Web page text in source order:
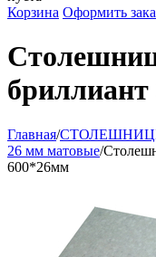
Корзина Оформить
Главная/
26 мм матовые/
600*26мм